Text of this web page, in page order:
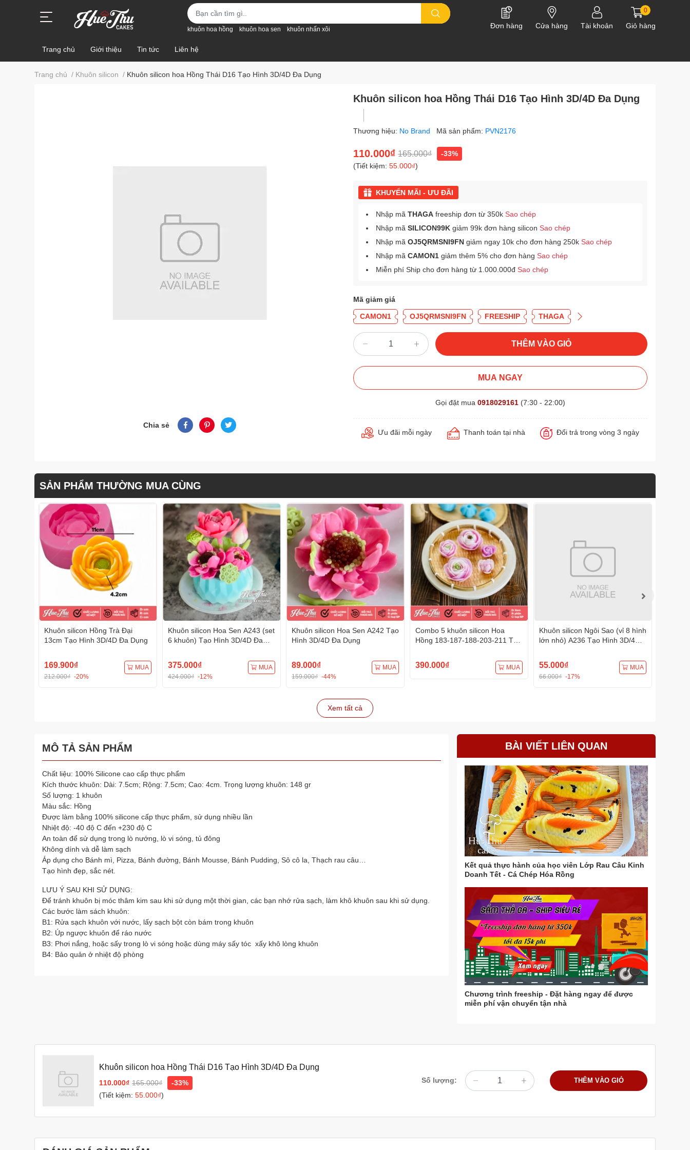
khuôn hoa hồng khuôn hoa sen khuôn nhấn xôi Đơn hàng Cửa hàng Tài khoản
0
Giỏ hàng
Trang chủ Giới thiệu Tin tức Liên hệ
Trang chủ / Khuôn silicon / Khuôn silicon hoa Hồng Thái D16 Tạo Hình 3D/4D Đa Dụng
Chia sẻ
Khuôn silicon hoa Hồng Thái D16 Tạo Hình 3D/4D Đa Dụng
Thương hiệu: No Brand Mã sản phẩm: PVN2176
110.000₫ 165.000₫
-33%
(Tiết kiệm: 55.000₫)
KHUYẾN MÃI - ƯU ĐÃI
Nhập mã THAGA freeship đơn từ 350k Sao chép
Nhập mã SILICON99K giảm 99k đơn hàng silicon Sao chép
Nhập mã OJ5QRMSNI9FN giảm ngay 10k cho đơn hàng 250k Sao chép
Nhập mã CAMON1 giảm thêm 5% cho đơn hàng Sao chép
Miễn phí Ship cho đơn hàng từ 1.000.000đ Sao chép
Mã giảm giá
CAMON1 OJ5QRMSNI9FN FREESHIP THAGA
THÊM VÀO GIỎ
MUA NGAY
Gọi đặt mua 0918029161 (7:30 - 22:00)
Ưu đãi mỗi ngày Thanh toán tại nhà Đổi trả trong vòng 3 ngày
SẢN PHẨM THƯỜNG MUA CÙNG
Khuôn silicon Hồng Trà Đại
13cm Tạo Hình 3D/4D Đa Dụng
169.900₫
212.000₫ -20%
MUA
Khuôn silicon Hoa Sen A243 (set
6 khuôn) Tạo Hình 3D/4D Đa
375.000₫
424.000₫ -12%
MUA
Khuôn silicon Hoa Sen A242 Tạo
Hình 3D/4D Đa Dụng
89.000₫
159.000₫ -44%
MUA
Combo 5 khuôn silicon Hoa
Hồng 183-187-188-203-211 Tạo
390.000₫ MUA
Khuôn silicon Ngôi Sao (vỉ 8 hình
lớn nhỏ) A236 Tạo Hình 3D/4D
55.000₫
66.000₫ -17%
MUA
Xem tất cả
MÔ TẢ SẢN PHẨM
Chất liệu: 100% Silicone cao cấp thực phẩm
Kích thước khuôn: Dài: 7.5cm; Rộng: 7.5cm; Cao: 4cm. Trọng lượng khuôn: 148 gr
Số lượng: 1 khuôn
Màu sắc: Hồng
Được làm bằng 100% silicone cấp thực phẩm, sử dụng nhiều lần
Nhiệt độ: -40 độ C đến +230 độ C
An toàn để sử dụng trong lò nướng, lò vi sóng, tủ đông
Không dính và dễ làm sạch
Áp dụng cho Bánh mì, Pizza, Bánh đường, Bánh Mousse, Bánh Pudding, Sô cô la, Thạch rau câu…
Tạo hình đẹp, sắc nét.
LƯU Ý SAU KHI SỬ DỤNG:
Để tránh khuôn bị móc thâm kim sau khi sử dụng một thời gian, các bạn nhớ rửa sạch, làm khô khuôn sau khi sử dụng.
Các bước làm sách khuôn:
B1: Rửa sạch khuôn với nước, lấy sạch bột còn bám trong khuôn
B2: Úp ngược khuôn để ráo nước
B3: Phơi nắng, hoặc sấy trong lò vi sóng hoặc dùng máy sấy tóc xấy khô lòng khuôn
B4: Bảo quản ở nhiệt độ phòng
BÀI VIẾT LIÊN QUAN
Kết quả thực hành của học viên Lớp Rau Câu Kinh
Doanh Tết - Cá Chép Hóa Rồng
Chương trình freeship - Đặt hàng ngay để được
miễn phí vận chuyển tận nhà
Khuôn silicon hoa Hồng Thái D16 Tạo Hình 3D/4D Đa Dụng
110.000₫ 165.000₫
-33%
(Tiết kiệm: 55.000₫)
Số lượng: THÊM VÀO GIỎ